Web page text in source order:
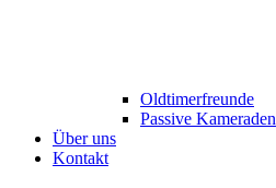
Oldtimerfreunde
Passive Kameraden
Über uns
Kontakt